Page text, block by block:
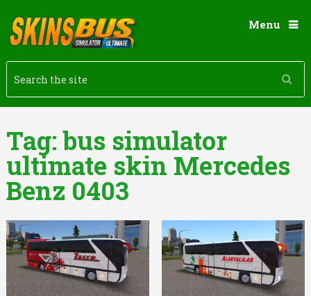
Menu
Tag:bus simulator
ultimate skin Mercedes
Benz 0403